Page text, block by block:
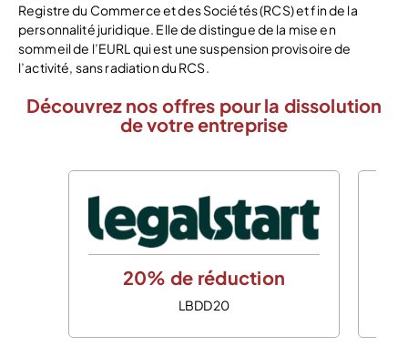
Registre du Commerce et des Sociétés (RCS) et fin de la
personnalité juridique. Elle de distingue de la mise en
sommeil de l’EURL qui est une suspension provisoire de
l’activité, sans radiation du RCS.
Découvrez nos offres pour la dissolution
de votre entreprise
20% de réduction
LBDD20